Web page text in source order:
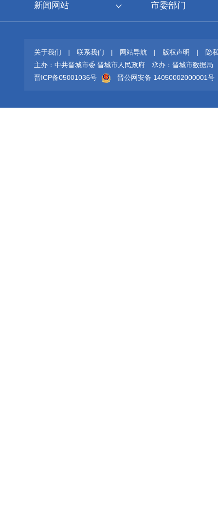
新闻网站 市委部门
关于我们 | 联系我们 | 网站导航 | 版权声明 |
隐
主办：中共晋城市委 晋城市人民政府
承办：晋城市数据局
晋ICP备05001036号
晋公网安备 14050002000001号